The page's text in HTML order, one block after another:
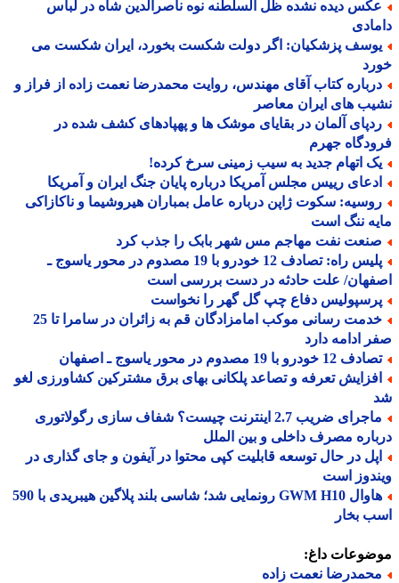
دیده نشده ظل السلطنه نوه ناصرالدین شاه در لباس
پزشکیان: اگر دولت شکست بخورد، ایران شکست می
کتاب آقای مهندس، روایت محمدرضا نعمت زاده از فراز و
های ایران معاصر
آلمان در بقایای موشک ها و پهپادهای کشف شده در
جهرم
اتهام جدید به سیب زمینی سرخ کرده!
رییس مجلس آمریکا درباره پایان جنگ ایران و آمریکا
سکوت ژاپن درباره عامل بمباران هیروشیما و ناکازاکی
ننگ است
نفت مهاجم مس شهر بابک را جذب کرد
پلیس راه: تصادف 12 خودرو با 19 مصدوم در محور یاسوج ـ
علت حادثه در دست بررسی است
دفاع چپ گل گهر را نخواست
خدمت رسانی موکب امامزادگان قم به زائران در سامرا تا 25
ادامه دارد
خودرو با 19 مصدوم در محور یاسوج ـ اصفهان
تعرفه و تصاعد پلکانی بهای برق مشترکین کشاورزی لغو
ماجرای ضریب 2.7 اینترنت چیست؟ شفاف سازی رگولاتوری
مصرف داخلی و بین الملل
در حال توسعه قابلیت کپی محتوا در آیفون و جای گذاری در
است
هاوال GWM H10 رونمایی شد؛ شاسی بلند پلاگین هیبریدی با 590
بخار
داغ:
نعمت زاده